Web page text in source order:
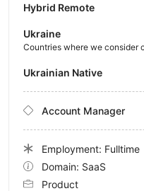
Hybrid Remote
Ukraine
Countries where we consider
Ukrainian Native
Account Manager
Employment: Fulltime
Domain: SaaS
Product